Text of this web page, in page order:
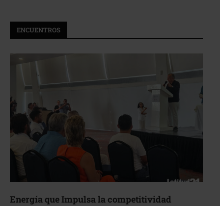
ENCUENTROS
Energía que Impulsa la competitividad